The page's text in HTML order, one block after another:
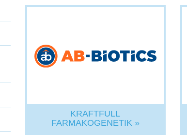
KRAFTFULL
FARMAKOGENETIK »